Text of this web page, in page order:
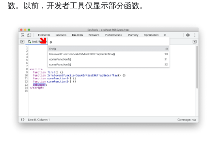
数。以前，开发者工具仅显示部分函数。